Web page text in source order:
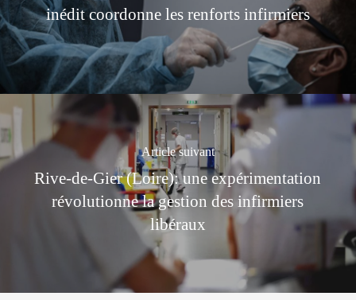
inédit coordonne les renforts infirmiers
Article suivant
Rive-de-Gier (Loire): une expérimentation
révolutionne la gestion des infirmiers
libéraux